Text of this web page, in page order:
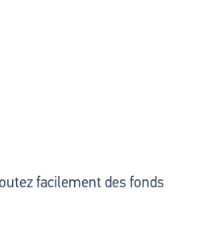
facilement des fonds